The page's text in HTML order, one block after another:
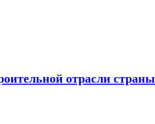
отрасли страны